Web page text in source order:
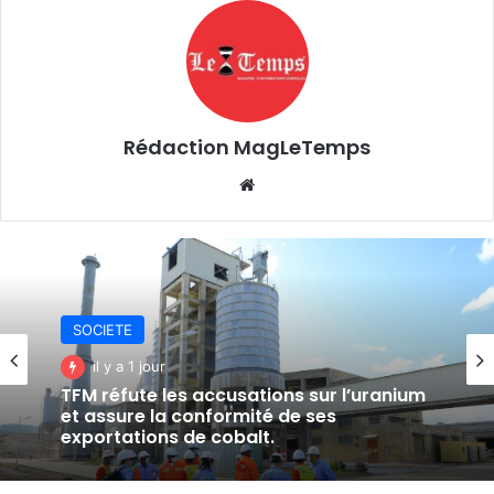
Rédaction MagLeTemps
SOCIETE
il y a 1 jour
SOCIETE
il y a 2 jours
Fungurume : une délégation provinciale
inspecte les chantiers avant les
prochaines inaugurations.